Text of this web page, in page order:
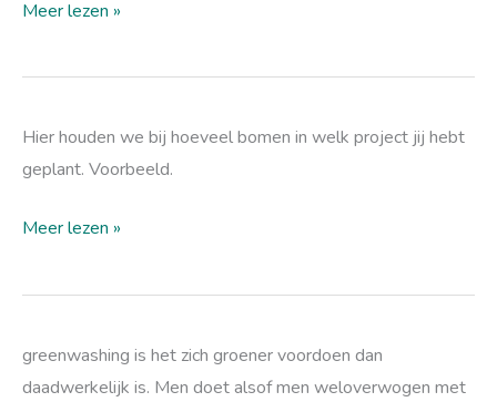
Meer lezen »
Hier houden we bij hoeveel bomen in welk project jij hebt
geplant. Voorbeeld.
bospagina
Meer lezen »
greenwashing is het zich groener voordoen dan
daadwerkelijk is. Men doet alsof men weloverwogen met
greenwashing